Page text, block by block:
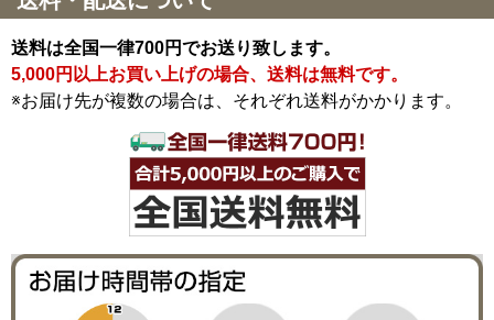
送料は全国一律700円でお送り致します。
5,000円以上お買い上げの場合、送料は無料です。
※お届け先が複数の場合は、それぞれ送料がかかります。